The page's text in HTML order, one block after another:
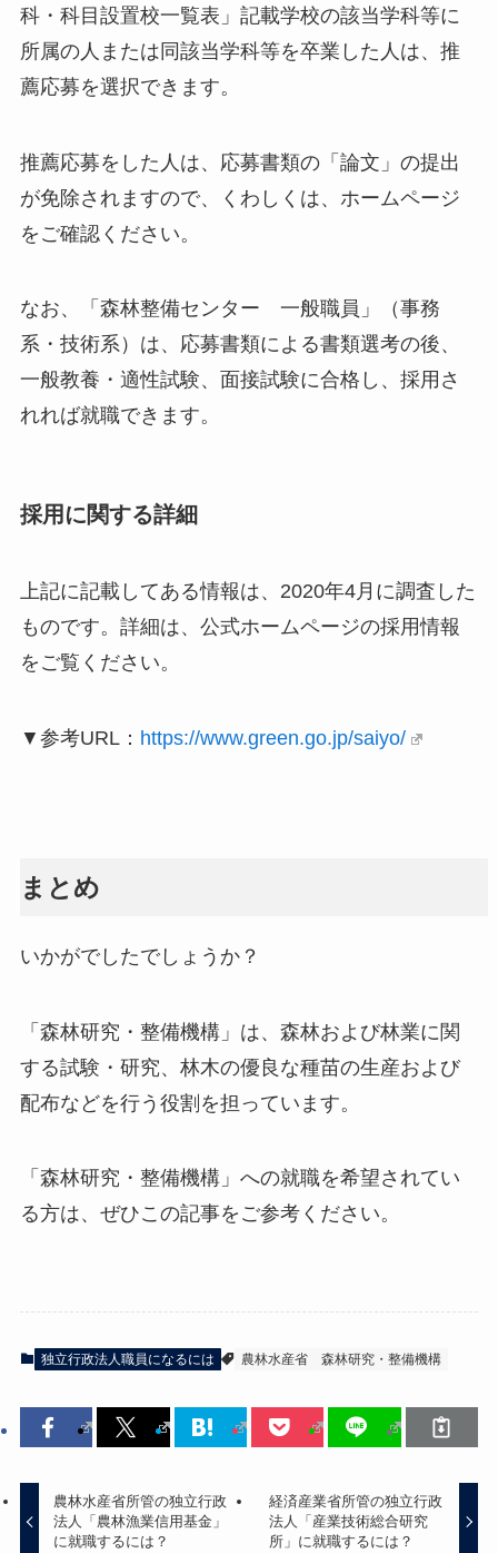
科・科目設置校一覧表」記載学校の該当学科等に
所属の人または同該当学科等を卒業した人は、推
薦応募を選択できます。
推薦応募をした人は、応募書類の「論文」の提出
が免除されますので、くわしくは、ホームページ
をご確認ください。
なお、「森林整備センター 一般職員」（事務
系・技術系）は、応募書類による書類選考の後、
一般教養・適性試験、面接試験に合格し、採用さ
れれば就職できます。
採用に関する詳細
上記に記載してある情報は、2020年4月に調査した
ものです。詳細は、公式ホームページの採用情報
をご覧ください。
▼参考URL： https://www.green.go.jp/saiyo/
まとめ
いかがでしたでしょうか？
「森林研究・整備機構」は、森林および林業に関
する試験・研究、林木の優良な種苗の生産および
配布などを行う役割を担っています。
「森林研究・整備機構」への就職を希望されてい
る方は、ぜひこの記事をご参考ください。
独立行政法人職員になるには 農林水産省 森林研究・整備機構
農林水産省所管の独立行政
法人「農林漁業信用基金」
に就職するには？
経済産業省所管の独立行政
法人「産業技術総合研究
所」に就職するには？